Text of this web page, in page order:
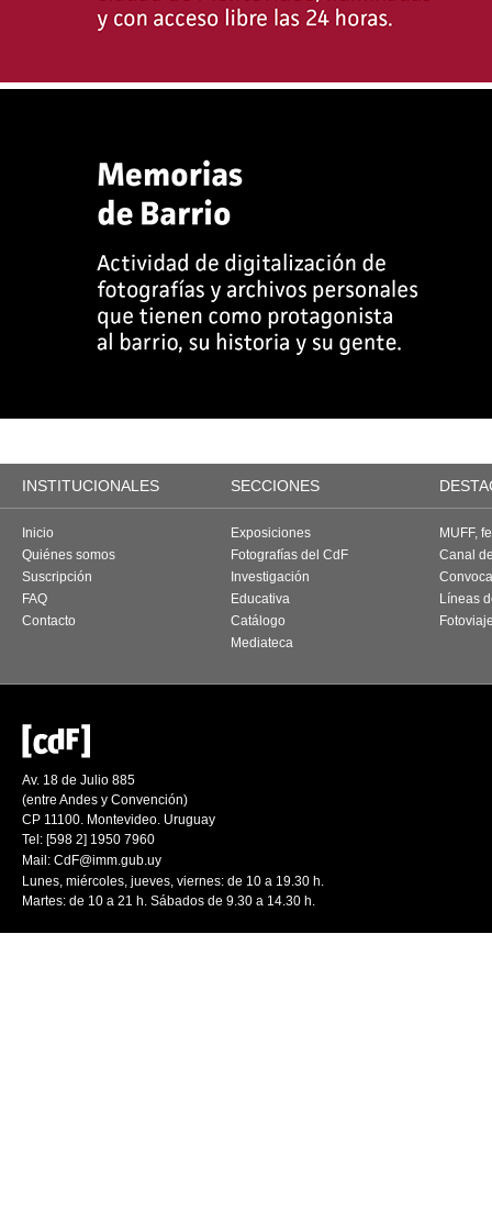
INSTITUCIONALES SECCIONES
Inicio
Quiénes somos
Suscripción
FAQ
Contacto
Exposiciones
Fotografías del CdF
Investigación
Educativa
Catálogo
Mediateca
MUFF,
Canal
Líneas
Av. 18 de Julio 885
(entre Andes y Convención)
CP 11100. Montevideo. Uruguay
Tel: [598 2] 1950 7960
Mail: CdF@imm.gub.uy
Lunes, miércoles, jueves, viernes: de 10 a 19.30 h.
Martes: de 10 a 21 h. Sábados de 9.30 a 14.30 h.